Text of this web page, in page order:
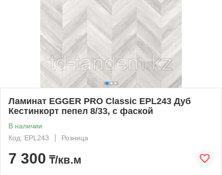
Ламинат EGGER PRO Classic EPL243 Дуб
Кестинкорт пепел 8/33, с фаской
В наличии
Код: EPL243
Розница
7 300 ₸/кв.м